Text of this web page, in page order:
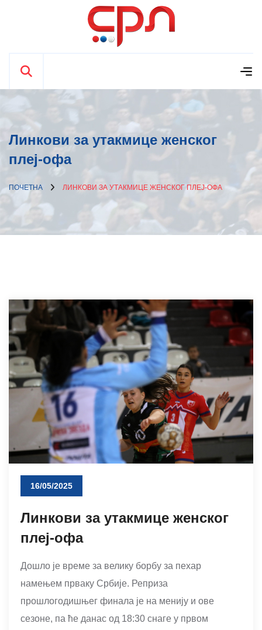
Линкови за утакмице женског
плеј-офа
ПОЧЕТНА ЛИНКОВИ ЗА УТАКМИЦЕ ЖЕНСКОГ ПЛЕЈ-ОФА
16/05/2025
Линкови за утакмице женског
плеј-офа
Дошло је време за велику борбу за пехар
намењем прваку Србије. Реприза
прошлогодишњег финала је на менију и ове
сезоне, па ће данас од 18:30 снаге у првом